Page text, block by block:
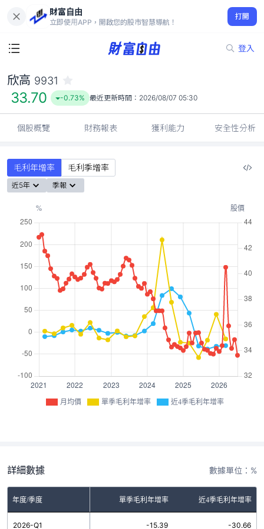
財富自由
立即使用APP，開啟您的股市智慧導航！
打開
登入
33.70
-0.73%
欣高 9931
33.70 -0.73% 最近更新時間： 2026/08/07 05:30
個股概覽 財務報表 獲利能力 安全性分析
毛利年增率 毛利季增率
近5年 季報
月均價 單季毛利年增率 近4季毛利年增率
詳細數據 數據單位：%
年度/季度 單季毛利年增率 近4季毛利年增率
2026-Q1 -15.39 -30.66